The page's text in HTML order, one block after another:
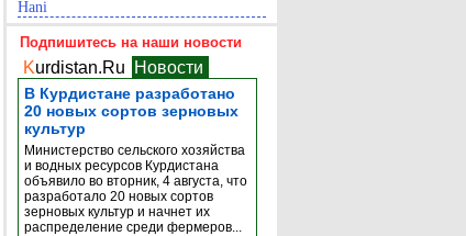
Hani
Подпишитесь на наши новости
Kurdistan.Ru Новости
В Курдистане разработано
20 новых сортов зерновых
культур
Министерство сельского хозяйства
и водных ресурсов Курдистана
объявило во вторник, 4 августа, что
разработало 20 новых сортов
зерновых культур и начнет их
распределение среди фермеров...